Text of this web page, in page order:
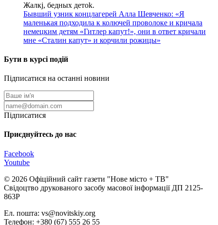
Жалкj, бедных детok.
Бывший узник концлагерей Алла Шевченко: «Я
маленькая подходила к колючей проволоке и кричала
немецким детям «Гитлер капут!», они в ответ кричали
мне «Сталин капут» и корчили рожицы»
Бути в курсі подій
Підписатися на останні новини
Підписатися
Приєднуйтесь до нас
Facebook
Youtube
© 2026 Офіційний сайт газети "Нове мiсто + ТВ"
Свідоцтво друкованого засобу масової інформації ДП 2125-
863Р
Ел. пошта: vs@novitskiy.org
Телефон: +380 (67) 555 26 55